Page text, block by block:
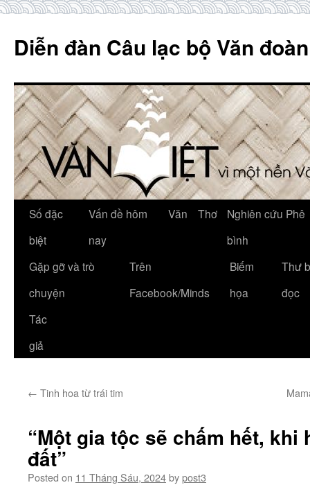
content
Diễn đàn Câu lạc bộ Văn
Số đặc
biệt
Vấn đề hôm
nay
Văn Thơ
Nghiên cứu Phê
bình
Gặp gỡ và trò
chuyện
Trên
Facebook/Minds
Biếm
họa
Thư
đọc
Tác
giả
← Tinh hoa từ trái tim
“Một gia tộc sẽ chấm hết, khi
đất”
Posted on 11 Tháng Sáu, 2024bypost3